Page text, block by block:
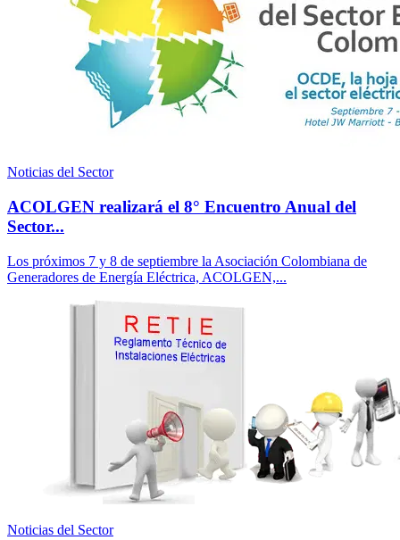
Noticias del Sector
ACOLGEN realizará el 8° Encuentro Anual del
Sector...
Los próximos 7 y 8 de septiembre la Asociación Colombiana de
Generadores de Energía Eléctrica, ACOLGEN,...
Noticias del Sector